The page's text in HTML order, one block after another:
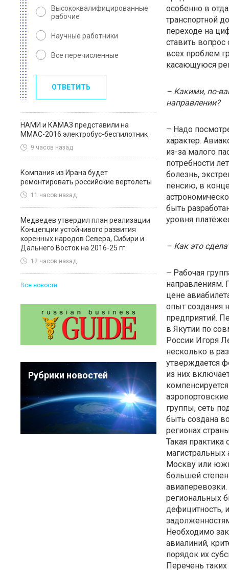
Высококвалифицированные
рабочие
Научные работники
Все перечисленные
ОТВЕТИТЬ
НАМИ и КАМАЗ представили на
ММАС-2016 электробус-беспилотник
9 часов назад
Компания из Ирана будет
ремонтировать российские вертолеты
11 часов назад
Медведев утвердил план реализации
Концепции устойчивого развития
коренных народов Севера, Сибири и
Дальнего Восток на 2016-25 гг.
12 часов назад
Все новости
Рубрики новостей
особенно в
транспортной
переходе на
ставить вопрос
всех проблем
касающуюся
– Какими, по-
направлении?
– Надо
характер.
из-за малого
потребности
болезнь,
пенсию, в
быть
уровня
– Как это
– Рабочая
направлениям.
цене
опыт создания
предприятий.
в Якутии по
России Игоря
несколько в
утверждается
из них
группы, сеть
быть создана
регионах
Такая практика
магистральных
Москву или
большей
региональных
дефицитность,
Необходимо
авиалиний,
порядок их
Перечень